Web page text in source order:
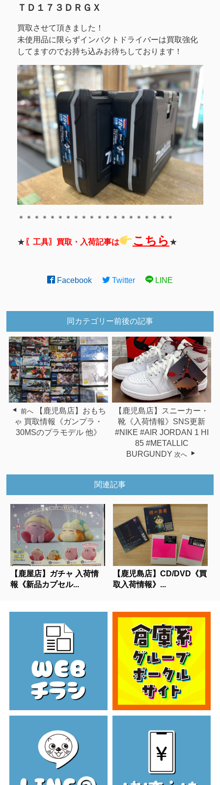
ＴＤ１７３ＤＲＧＸ
買取させて頂きました！
未使用品に限らずインパクトドライバーは買取強化
してますのでお持ち込みお待ちしております！
＊＊＊＊＊＊＊＊＊＊＊＊＊＊＊＊＊＊＊＊
★ 〖工具〗買取・入荷記事は こちら ★
Facebook Twitter LINE
同カテゴリー前後の記事
前へ
【鹿児島店】おもち
ゃ 買取情報《ガンプラ・
30MSのプラモデル 他》
【鹿児島店】スニーカー・
靴《入荷情報》SNS更新
#NIKE #AIR JORDAN 1 HI
85 #METALLIC
BURGUNDY 次へ
関連記事
【鹿屋店】ガチャ 入荷情
報《新品カプセル...
【鹿児島店】CD/DVD《買
取入荷情報》...